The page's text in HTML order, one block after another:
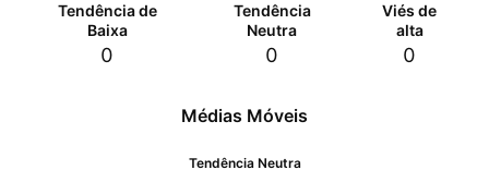
Tendência de
Baixa
0
Tendência
Neutra
0
Viés de
alta
0
Médias Móveis
Tendência Neutra